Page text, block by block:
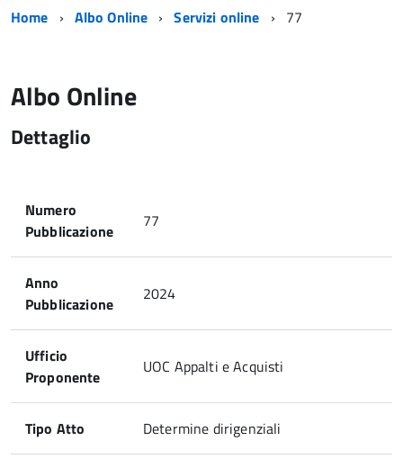
Home Albo Online Servizi online 77
Albo Online
Dettaglio
Numero
Pubblicazione
77
Anno
Pubblicazione
2024
Ufficio
Proponente
UOC Appalti e Acquisti
Tipo Atto Determine dirigenziali